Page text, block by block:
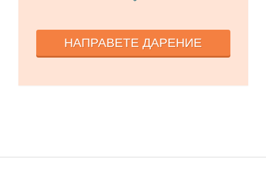
НАПРАВЕТЕ ДАРЕНИЕ